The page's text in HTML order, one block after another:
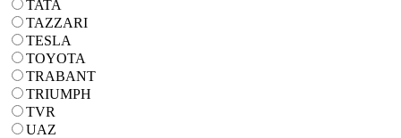
TATA
TAZZARI
TESLA
TOYOTA
TRABANT
TRIUMPH
TVR
UAZ